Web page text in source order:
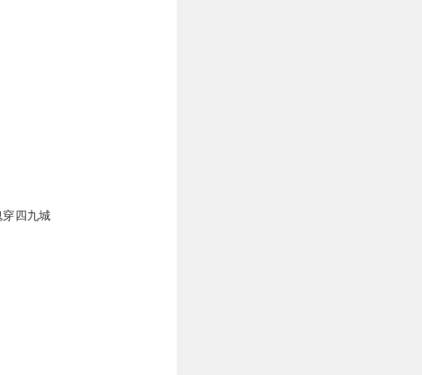
穿四九城